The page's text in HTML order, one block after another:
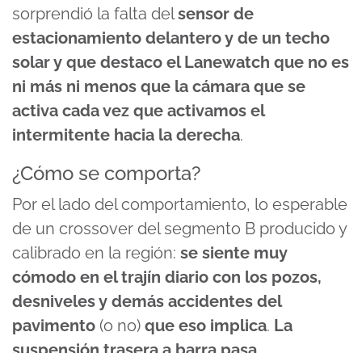
sorprendió la falta delsensor de
estacionamiento delantero y de un techo
solar y que destaco el Lanewatch que no es
ni más ni menos que la cámara que se
activa cada vez que activamos el
intermitente hacia la derecha.
¿Cómo se comporta?
Por el lado del comportamiento, lo esperable
de un crossover del segmento B producido y
calibrado en la región: se siente muy
cómodo en el trajín diario con los pozos,
desniveles y demás accidentes del
pavimento (o no) que eso implica. La